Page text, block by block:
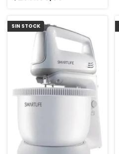
SIN STOCK